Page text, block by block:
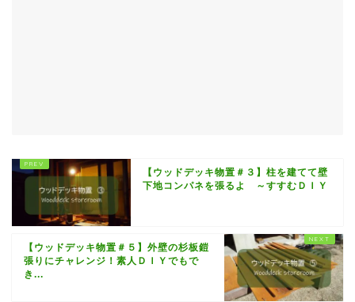
【ウッドデッキ物置＃３】柱を建てて壁
下地コンパネを張るよ ～すすむＤＩＹ
【ウッドデッキ物置＃５】外壁の杉板鎧
張りにチャレンジ！素人ＤＩＹでもで
き...